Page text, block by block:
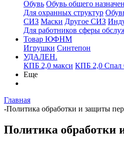
Обувь Обувь общего
Для охранных структур
СИЗ Маски Другое СИЗ
Для работников сферы
Товар ЮФНМ
Игрушки Синтепон
УДАЛЕН.
КПБ 2,0 макси КПБ 2,0 Спал
Еще
Главная
-Политика обработки и защиты
Политика обработки